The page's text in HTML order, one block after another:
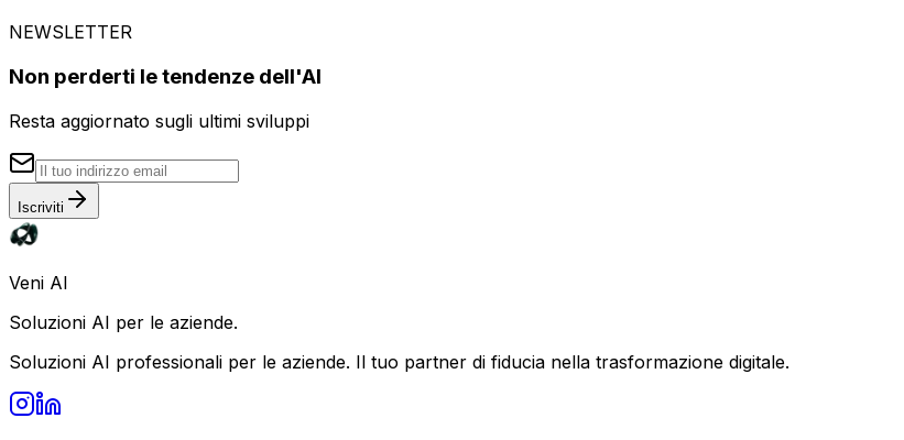
NEWSLETTER
Non perderti le tendenze dell'AI
Resta aggiornato sugli ultimi sviluppi
Iscriviti
Veni AI
Soluzioni AI per le aziende.
Soluzioni AI professionali per le aziende. Il tuo partner di fiducia nella trasformazione digitale.